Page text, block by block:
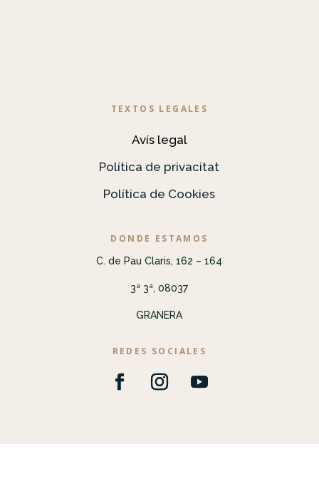
TEXTOS LEGALES
Avís legal
Política de privacitat
Política de Cookies
DONDE ESTAMOS
C. de Pau Claris, 162 – 164
3ª 3ª, 08037
GRANERA
REDES SOCIALES